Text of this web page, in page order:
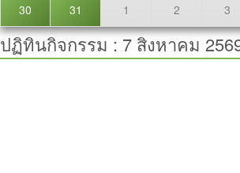
30 31 1 2 3
ปฏิทินกิจกรรม : 7 สิงหาคม